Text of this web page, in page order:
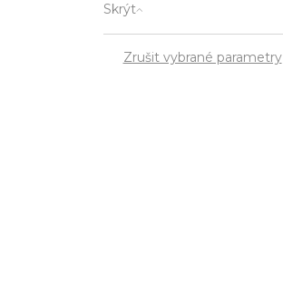
Skrýt
Zrušit vybrané parametry